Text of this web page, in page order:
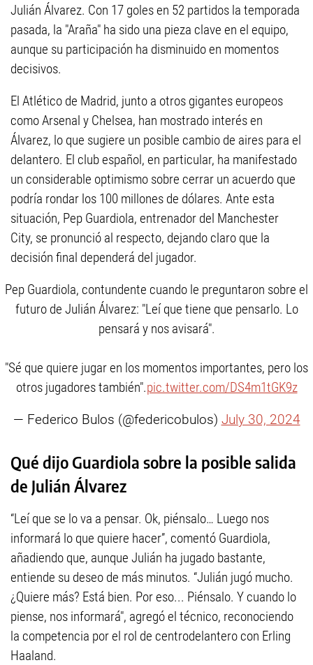
Julián Álvarez. Con 17 goles en 52 partidos la temporada
pasada, la "Araña" ha sido una pieza clave en el equipo,
aunque su participación ha disminuido en momentos
decisivos.
El Atlético de Madrid, junto a otros gigantes europeos
como Arsenal y Chelsea, han mostrado interés en
Álvarez, lo que sugiere un posible cambio de aires para el
delantero. El club español, en particular, ha manifestado
un considerable optimismo sobre cerrar un acuerdo que
podría rondar los 100 millones de dólares. Ante esta
situación, Pep Guardiola, entrenador del Manchester
City, se pronunció al respecto, dejando claro que la
decisión final dependerá del jugador.
Pep Guardiola, contundente cuando le preguntaron sobre el
futuro de Julián Álvarez: "Leí que tiene que pensarlo. Lo
pensará y nos avisará".
"Sé que quiere jugar en los momentos importantes, pero los
otros jugadores también".pic.twitter.com/DS4m1tGK9z
— Federico Bulos (@federicobulos) July 30, 2024
Qué dijo Guardiola sobre la posible salida
de Julián Álvarez
“Leí que se lo va a pensar. Ok, piénsalo… Luego nos
informará lo que quiere hacer”, comentó Guardiola,
añadiendo que, aunque Julián ha jugado bastante,
entiende su deseo de más minutos. “Julián jugó mucho.
¿Quiere más? Está bien. Por eso... Piénsalo. Y cuando lo
piense, nos informará", agregó el técnico, reconociendo
la competencia por el rol de centrodelantero con Erling
Haaland.